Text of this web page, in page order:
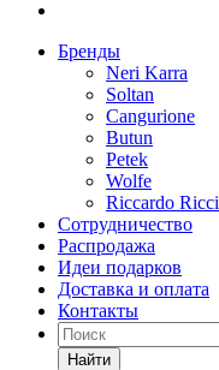
Бренды
Neri Karra
Soltan
Cangurione
Butun
Petek
Wolfe
Riccardo Ricci
Сотрудничество
Распродажа
Идеи подарков
Доставка и оплата
Контакты
Найти